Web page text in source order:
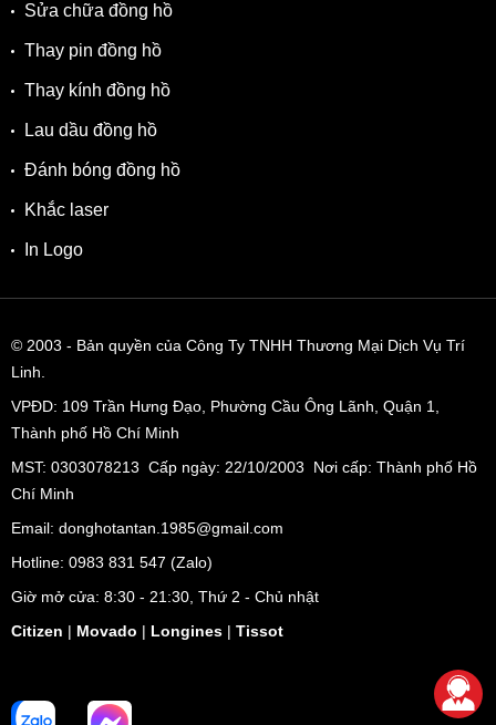
Sửa chữa đồng hồ
Thay pin đồng hồ
Thay kính đồng hồ
Lau dầu đồng hồ
Đánh bóng đồng hồ
Khắc laser
In Logo
© 2003 - Bản quyền của Công Ty TNHH Thương Mại Dịch Vụ Trí
Linh.
VPĐD: 109 Trần Hưng Đạo, Phường Cầu Ông Lãnh, Quận 1,
Thành phố Hồ Chí Minh
MST: 0303078213 Cấp ngày: 22/10/2003 Nơi cấp: Thành phố Hồ
Chí Minh
Email: donghotantan.1985@gmail.com
Hotline: 0983 831 547 (Zalo)
Giờ mở cửa: 8:30 - 21:30, Thứ 2 - Chủ nhật
Citizen | Movado | Longines | Tissot